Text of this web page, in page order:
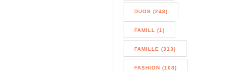
DUOS (248)
FAMILL (1)
FAMILLE (313)
FASHION (108)